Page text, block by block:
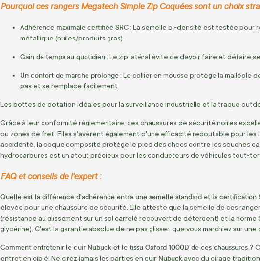
Pourquoi ces rangers Megatech Simple Zip Coquées sont un choix
Adhérence maximale certifiée SRC : La semelle bi-densité est testée pour
métallique (huiles/produits gras).
Gain de temps au quotidien : Le zip latéral évite de devoir faire et défaire
Un confort de marche prolongé : Le collier en mousse protège la malléole
pas et se remplace facilement.
Les bottes de dotation idéales pour la surveillance industrielle et la traque
Grâce à leur conformité réglementaire, ces chaussures de sécurité noires
ou zones de fret. Elles s'avèrent également d'une efficacité redoutable pour les
accidenté, la coque composite protège le pied des chocs contre les souches
hydrocarbures est un atout précieux pour les conducteurs de véhicules tout-
FAQ et conseils de l'expert :
Quelle est la différence d'adhérence entre une semelle standard et la certification
élevée pour une chaussure de sécurité. Elle atteste que la semelle de ces
(résistance au glissement sur un sol carrelé recouvert de détergent) et la norme
glycérine). C'est la garantie absolue de ne pas glisser, que vous marchiez sur
Comment entretenir le cuir Nubuck et le tissu Oxford 1000D de ces chaussures ?
entretien ciblé. Ne cirez jamais les parties en cuir Nubuck avec du cirage